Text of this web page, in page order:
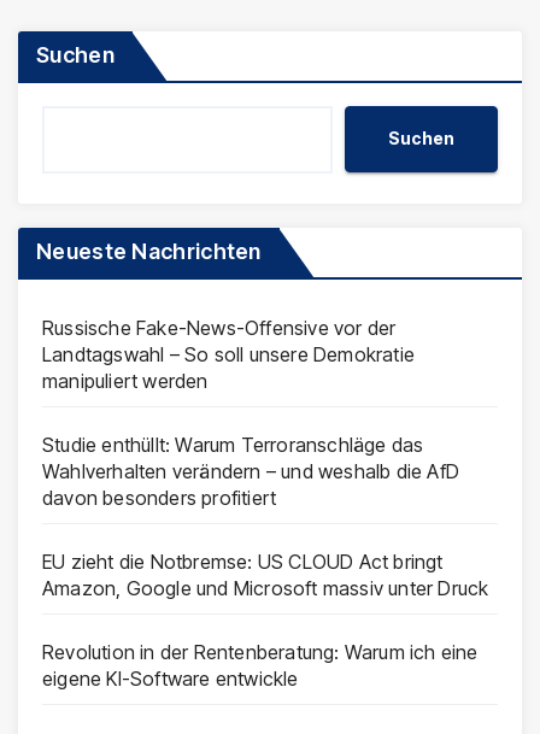
Suchen
Suchen
Neueste Nachrichten
Russische Fake-News-Offensive vor der
Landtagswahl – So soll unsere Demokratie
manipuliert werden
Studie enthüllt: Warum Terroranschläge das
Wahlverhalten verändern – und weshalb die AfD
davon besonders profitiert
EU zieht die Notbremse: US CLOUD Act bringt
Amazon, Google und Microsoft massiv unter Druck
Revolution in der Rentenberatung: Warum ich eine
eigene KI-Software entwickle